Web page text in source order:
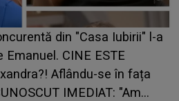
Zodia care intră într-o
Problemele se adună
neașteptată îi dă planurile